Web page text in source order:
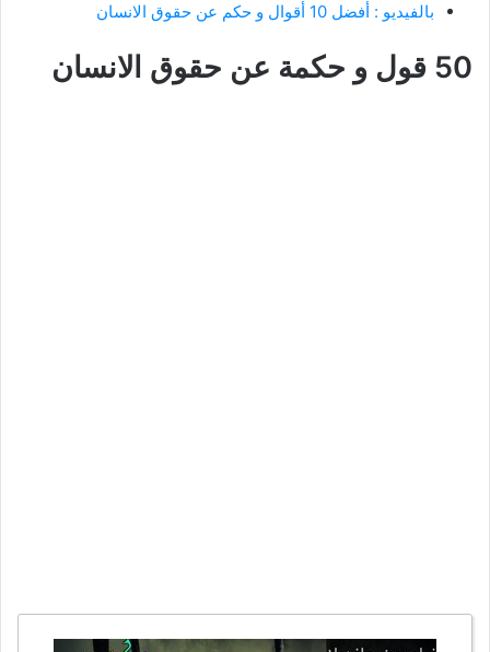
بالفيديو : أفضل 10 أقوال و حكم عن حقوق الانسان
50 قول و حكمة عن حقوق الانسان